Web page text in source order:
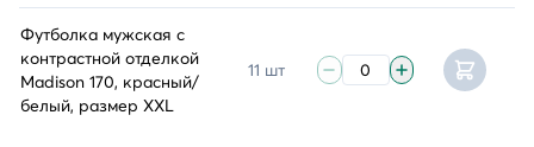
Футболка мужская с
контрастной отделкой
Madison 170, красный/
белый, размер XXL
11 шт